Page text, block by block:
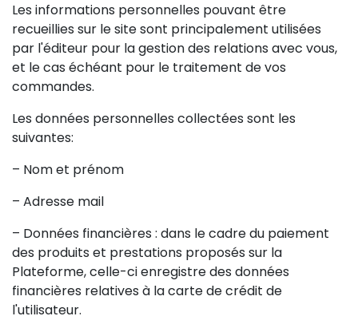
Les informations personnelles pouvant être
recueillies sur le site sont principalement utilisées
par l'éditeur pour la gestion des relations avec vous,
et le cas échéant pour le traitement de vos
commandes.
Les données personnelles collectées sont les
suivantes:
– Nom et prénom
– Adresse mail
– Données financières : dans le cadre du paiement
des produits et prestations proposés sur la
Plateforme, celle-ci enregistre des données
financières relatives à la carte de crédit de
l'utilisateur.